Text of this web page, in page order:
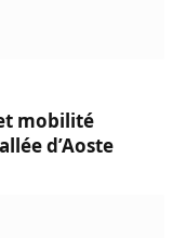
mobilité
d’Aoste